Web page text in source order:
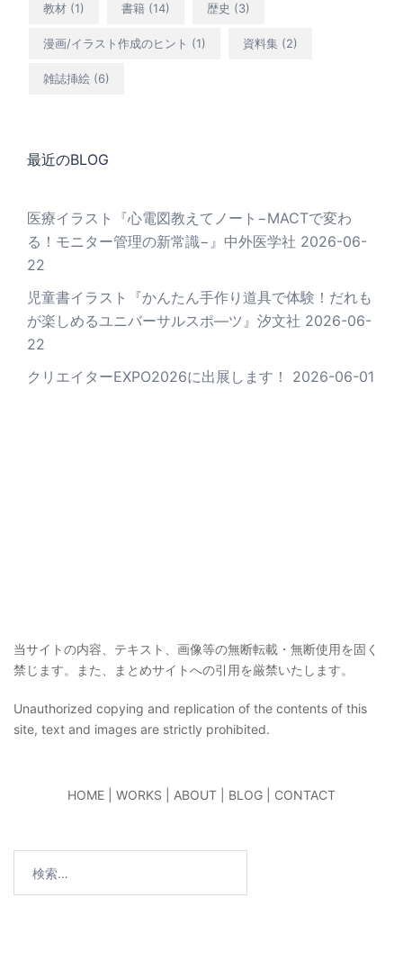
教材 (1) 書籍 (14) 歴史 (3)
漫画/イラスト作成のヒント (1) 資料集 (2)
雑誌挿絵 (6)
最近のBLOG
医療イラスト『心電図教えてノート−MACTで変わ
る！モニター管理の新常識−』中外医学社 2026-06-
22
児童書イラスト『かんたん手作り道具で体験！だれも
が楽しめるユニバーサルスポ―ツ』汐文社 2026-06-
22
クリエイターEXPO2026に出展します！
2026-06-01
当サイトの内容、テキスト、画像等の無断転載・無断使用を固く
禁じます。また、まとめサイトへの引用を厳禁いたします。
Unauthorized copying and replication of the contents of this
site, text and images are strictly prohibited.
HOME WORKS ABOUT BLOG CONTACT